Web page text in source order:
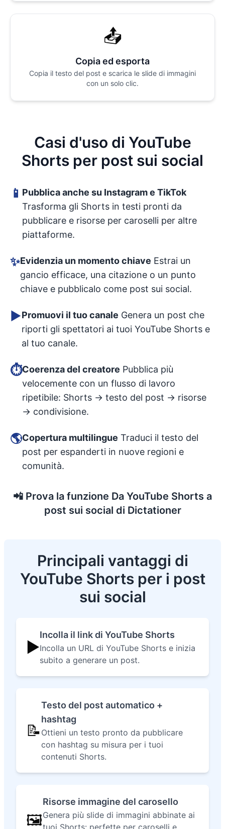
📤
Copia ed esporta
Copia il testo del post e scarica le slide di immagini
con un solo clic.
Casi d'uso di YouTube
Shorts per post sui social
📱 Pubblica anche su Instagram e TikTok
Trasforma gli Shorts in testi pronti da
pubblicare e risorse per caroselli per altre
piattaforme.
✨Evidenzia un momento chiave Estrai un
gancio efficace, una citazione o un punto
chiave e pubblicalo come post sui social.
▶️Promuovi il tuo canale Genera un post che
riporti gli spettatori ai tuoi YouTube Shorts e
al tuo canale.
⏱️Coerenza del creatore Pubblica più
velocemente con un flusso di lavoro
ripetibile: Shorts → testo del post → risorse
→ condivisione.
🌎Copertura multilingue Traduci il testo del
post per espanderti in nuove regioni e
comunità.
📲 Prova la funzione Da YouTube Shorts a
post sui social di Dictationer
Principali vantaggi di
YouTube Shorts per i post
sui social
▶️
Incolla il link di YouTube Shorts
Incolla un URL di YouTube Shorts e inizia
subito a generare un post.
📝
Testo del post automatico +
hashtag
Ottieni un testo pronto da pubblicare
con hashtag su misura per i tuoi
contenuti Shorts.
🖼️
Risorse immagine del carosello
Genera più slide di immagini abbinate ai
tuoi Shorts: perfette per caroselli e